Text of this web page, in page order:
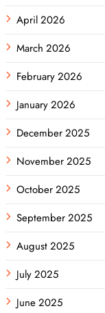
April 2026
March 2026
February 2026
January 2026
December 2025
November 2025
October 2025
September 2025
August 2025
July 2025
June 2025